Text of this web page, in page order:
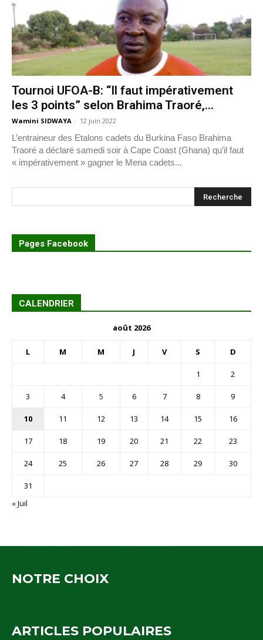
Tournoi UFOA-B: “Il faut impérativement
les 3 points” selon Brahima Traoré,...
Wamini SIDWAYA - 12 juin 2022
L’entraineur des Etalons cadets du Burkina Faso Brahima
Traoré a déclaré samedi soir à Cape Coast (Ghana) qu’il faut
« impérativement » gagner le Mena cadets...
Pages Facebook
CALENDRIER
août 2026
L M M J V S D
1 2
3 4 5 6 7 8 9
10 11 12 13 14 15 16
17 18 19 20 21 22 23
24 25 26 27 28 29 30
31
« Juil
NOTRE CHOIX
ARTICLES POPULAIRES